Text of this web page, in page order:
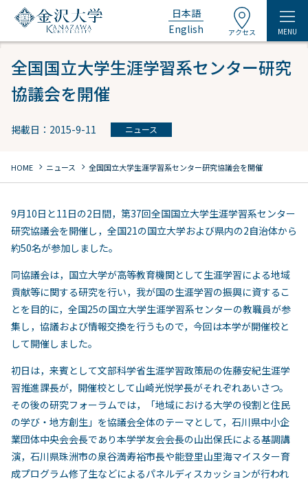
日本語
English
アクセス MENU
全国国立大学生涯学習系センター研究
協議会を開催
掲載日：2015-9-11 ニュース
HOME chevron_right ニュース chevron_right 全国国立大学生涯学習系センター研究協議会を開催
9月10日と11日の2日間，第37回全国国立大学生涯学習系センター
研究協議会を開催し，全国21の国立大学および県内の2自治体から
約50名が参加しました。
同協議会は，国立大学が高等教育機関として生涯学習による地域
貢献等に関する研究を行い，我が国の生涯学習の振興に資するこ
とを目的に，全国25の国立大学生涯学習系センターの教職員が参
集し，協議および情報交換を行うもので，今回は本学が開催校と
して開催しました。
初日は，来賓として文部科学省生涯学習政策局の佐藤安紀生涯学
習推進課長が，開催校として山崎光悦学長がそれぞれあいさつ。
その後の研究フォーラムでは，「地域における大学の役割と住民
の学び・地方創生」を協議会全体のテーマとして，石川県中小企
業団体中央会会長であり本学学友会会長の山出保氏による基調講
演，石川県珠洲市の泉谷満寿裕市長や能登里山里海マイスター育
成プログラム修了生などによるパネルディスカッションが行われ